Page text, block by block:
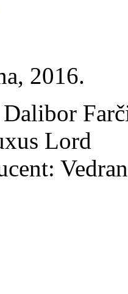
2016.
Lord